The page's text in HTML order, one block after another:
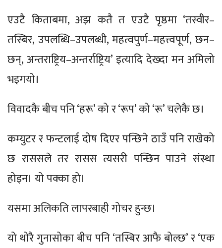
एउटै किताबमा, अझ कतै त एउटै पृष्ठमा ‘तस्वीर–
तस्बिर, उपलब्धि–उपलब्धी, महत्वपुर्ण–महत्त्वपूर्ण, छन–
छन्, अन्तराष्ट्रिय–अन्तर्राष्ट्रिय’ इत्यादि देख्दा मन अमिलो
भइगयो।
विवादकै बीच पनि ‘हरू’ को र ‘रूप’ को ‘रू’ चलेकै छ।
कम्युटर र फन्टलाई दोष दिएर पन्छिने ठाउँ पनि राखेको
छ राससले तर रासस त्यसरी पन्छिन पाउने संस्था
होइन। यो पक्का हो।
यसमा अलिकति लापरबाही गोचर हुन्छ।
यो थोरै गुनासोका बीच पनि ‘तस्बिर आफै बोल्छ’ र ‘एक